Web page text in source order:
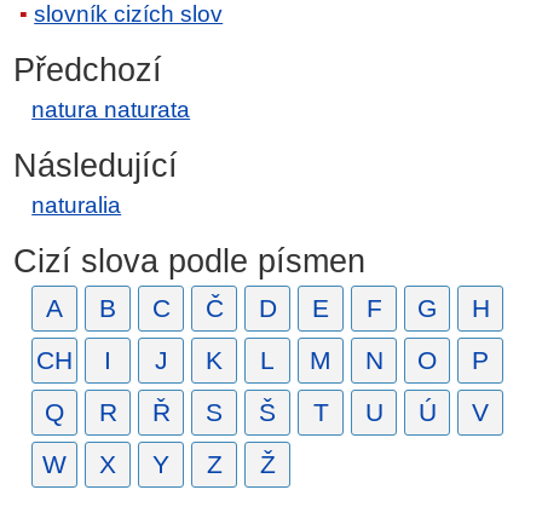
slovník cizích slov
Předchozí
natura naturata
Následující
naturalia
Cizí slova podle písmen
A B C Č D E F G
H
CH
I J K L M N O
P
Q
R Ř S Š T U Ú
V
W
X Y Z Ž